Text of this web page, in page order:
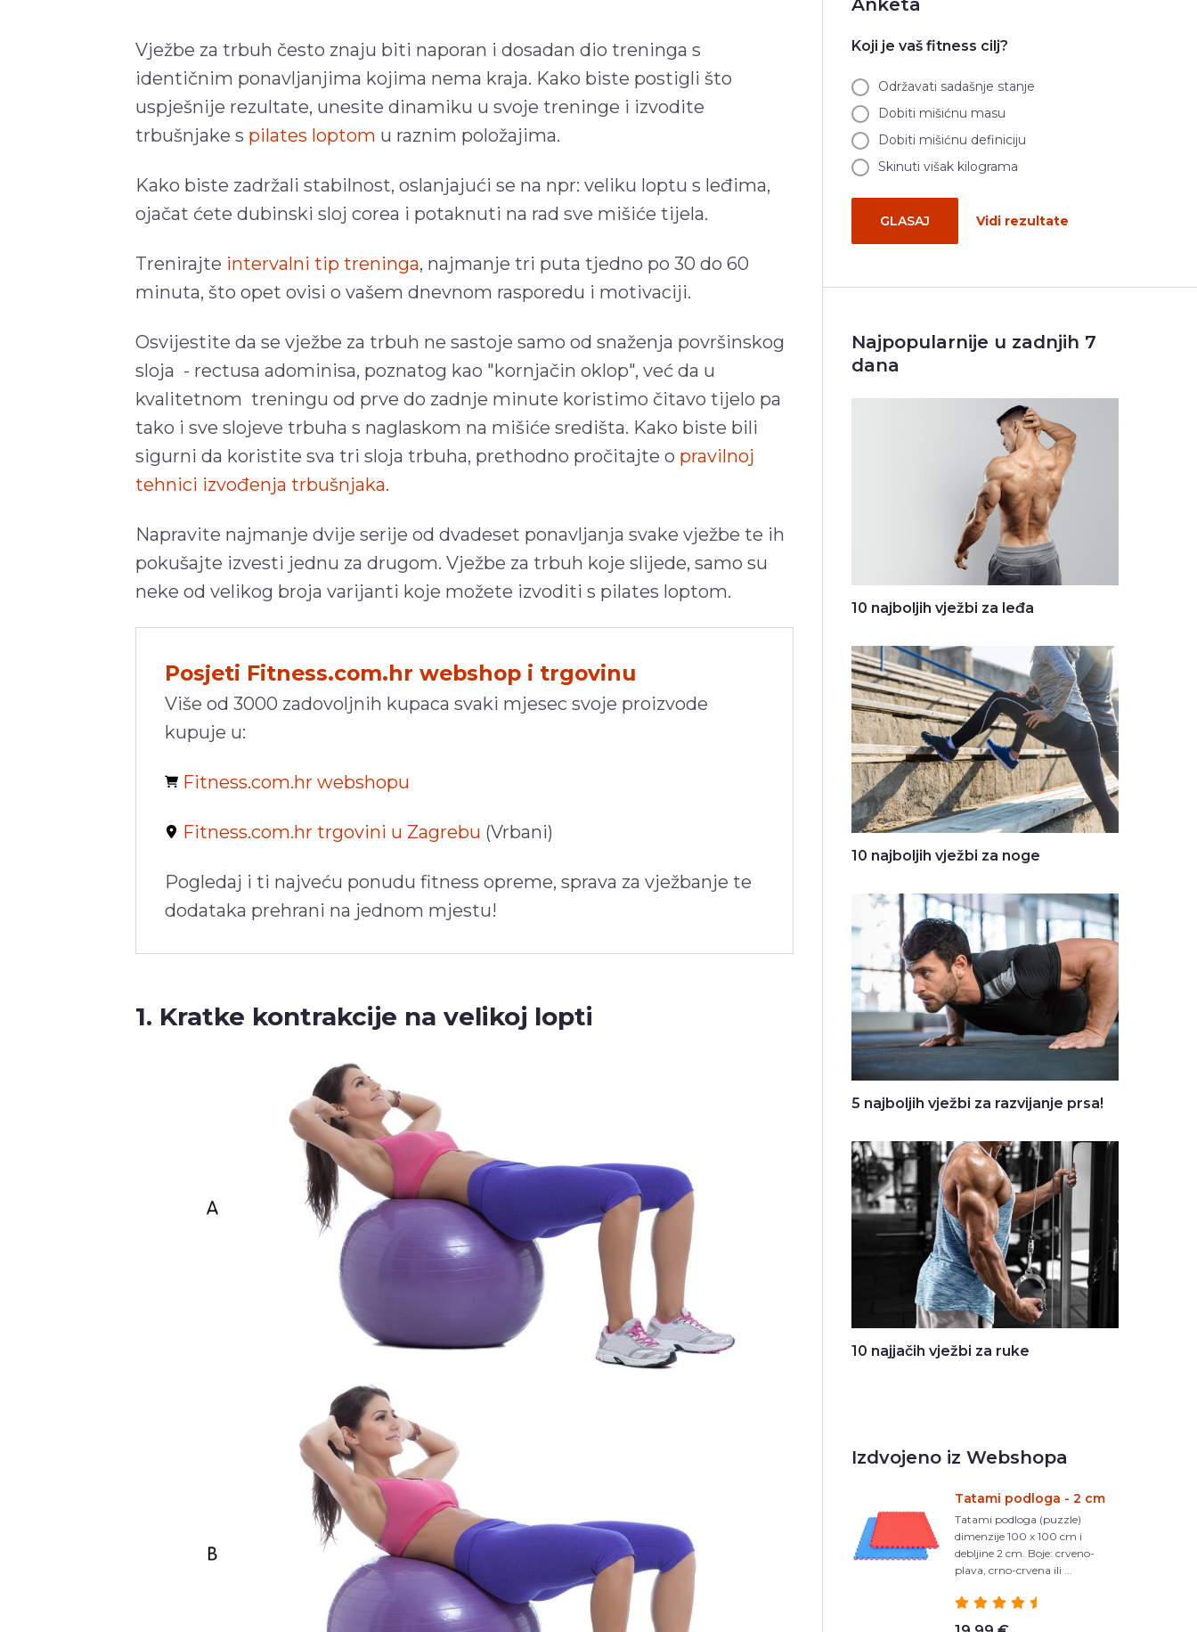
Vježbe za trbuh često znaju biti naporan i dosadan dio treninga s
identičnim ponavljanjima kojima nema kraja. Kako biste postigli što
uspješnije rezultate, unesite dinamiku u svoje treninge i izvodite
trbušnjake s pilates loptom u raznim položajima.
Kako biste zadržali stabilnost, oslanjajući se na npr: veliku loptu s leđima,
ojačat ćete dubinski sloj corea i potaknuti na rad sve mišiće tijela.
Trenirajte intervalni tip treninga, najmanje tri puta tjedno po 30 do 60
minuta, što opet ovisi o vašem dnevnom rasporedu i motivaciji.
Osvijestite da se vježbe za trbuh ne sastoje samo od snaženja površinskog
sloja - rectusa adominisa, poznatog kao "kornjačin oklop", već da u
kvalitetnom treningu od prve do zadnje minute koristimo čitavo tijelo pa
tako i sve slojeve trbuha s naglaskom na mišiće središta. Kako biste bili
sigurni da koristite sva tri sloja trbuha, prethodno pročitajte o pravilnoj
tehnici izvođenja trbušnjaka.
Napravite najmanje dvije serije od dvadeset ponavljanja svake vježbe te ih
pokušajte izvesti jednu za drugom. Vježbe za trbuh koje slijede, samo su
neke od velikog broja varijanti koje možete izvoditi s pilates loptom.
Posjeti Fitness.com.hr webshop i trgovinu
Više od 3000 zadovoljnih kupaca svaki mjesec svoje proizvode
kupuje u:
Fitness.com.hr webshopu
Fitness.com.hr trgovini u Zagrebu (Vrbani)
Pogledaj i ti najveću ponudu fitness opreme, sprava za vježbanje te
dodataka prehrani na jednom mjestu!
1. Kratke kontrakcije na velikoj lopti
Koji je vaš fitness cilj?
Održavati sadašnje stanje
Dobiti mišićnu masu
Dobiti mišićnu definiciju
Skinuti višak kilograma
GLASAJ Vidi rezultate
Najpopularnije u zadnjih 7
dana
10 najboljih vježbi za leđa
10 najboljih vježbi za noge
5 najboljih vježbi za razvijanje prsa!
10 najjačih vježbi za ruke
Izdvojeno iz Webshopa
Tatami podloga - 2 cm
Tatami podloga (puzzle)
dimenzije 100 x 100 cm i
debljine 2 cm. Boje: crveno-
plava, crno-crvena ili ...